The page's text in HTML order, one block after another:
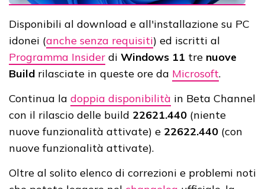
Disponibili al download e all'installazione su PC
idonei (anche senza requisiti) ed iscritti al
Programma Insider di Windows 11 tre nuove
Build rilasciate in queste ore da Microsoft.
Continua la doppia disponibilità in Beta Channel
con il rilascio delle build 22621.440 (niente
nuove funzionalità attivate) e 22622.440 (con
nuove funzionalità attivate).
Oltre al solito elenco di correzioni e problemi noti